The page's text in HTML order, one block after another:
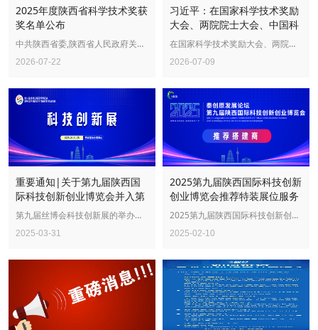
2025年度陕西省科学技术奖获
奖名单公布
中共陕西省委,陕西省人民政府关于2025年度陕西省科学技术奖励的决定
2026-07-22
习近平：在国家科学技术奖励
大会、两院院士大会、中国科
协第十一次全国代表大会上的
讲话
在国家科学技术奖励大会、两院院士大会、中国科协第十一次全国代表大会上的讲话（2026年7月8日）习近平各位院士...
2026-07-09
重要通知|关于第九届陕西国
际科技创新创业博览会并入第
九届丝博会的通知
第九届丝博会科技创新展的举办时间为2025年5月21日至25日，地点为西安国际会展中心4号馆。
2025-03-31
2025第九届陕西国际科技创新
创业博览会推荐特装展位服务
商公告
2025第九届陕西国际科技创新创业博览会（以下简称“陕西科创会”）将于2025年4月18—20日在西安临空会展...
2025-02-10